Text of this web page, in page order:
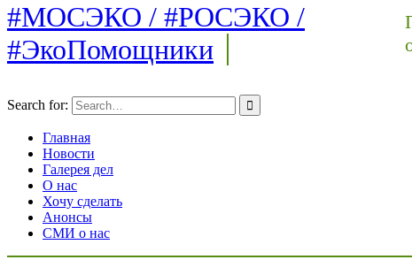
#МОСЭКО / #РОСЭКО /
#ЭкоПомощники
Search for:
Главная
Новости
Галерея дел
О нас
Хочу сделать
Анонсы
СМИ о нас